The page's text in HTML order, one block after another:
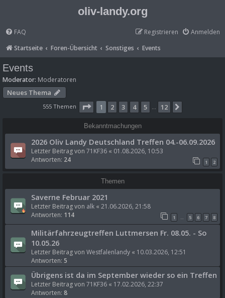
oliv-landy.org
FAQ Anmelden
Registrieren
Startseite
Foren-Übersicht Sonstiges Events
Events
Moderator: Moderatoren
Neues Thema
555 Themen Seite 1von 12
1 2 3 4 5 … 12
Bekanntmachungen
2026 Oliv Landy Deutschland Treffen 04.-06.09.2026
Letzter Beitrag von 71KF36 « 01.08.2026, 10:53
Antworten: 24 1 2
Themen
Saverne Februar 2021
Letzter Beitrag von alk « 21.06.2026, 21:58
Antworten: 114 1 … 5 6 7 8
Militärfahrzeugtreffen Luttmersen Fr. 08.05. - So
10.05.26
Letzter Beitrag von Westfalenlandy « 10.03.2026, 12:51
Antworten: 5
Übrigens ist da im September wieder so ein Treffen
Letzter Beitrag von 71KF36 « 17.02.2026, 22:37
Antworten: 8